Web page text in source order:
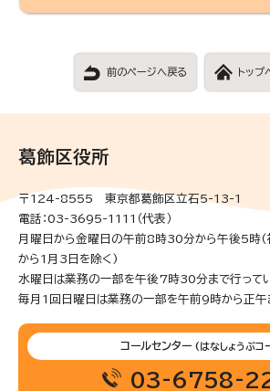
前のページへ戻る トップ
葛飾区役所
〒124-8555 東京都葛飾区立石5-13-1
電話：03-3695-1111（代表）
月曜日から金曜日の午前8時30分から午後5時(
から1月3日を除く)
水曜日は業務の一部を午後7時30分まで行ってい
毎月1回日曜日は業務の一部を午前9時から正午
コールセンター (はなしょうぶコ
03-6758-